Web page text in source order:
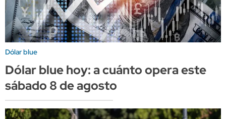
Dólar blue
Dólar blue hoy: a cuánto opera este
sábado 8 de agosto